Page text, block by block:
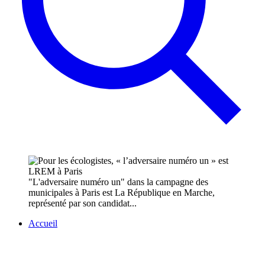
"L'adversaire numéro un" dans la campagne des
municipales à Paris est La République en Marche,
représenté par son candidat...
Accueil